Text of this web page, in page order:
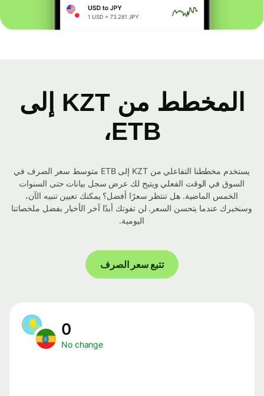
المخطط من KZT إلى
ETB،
يستخدم مخططنا التفاعلي من KZT إلى ETB متوسط ​​سعر الصرف في
السوق في الوقت الفعلي ويتيح لك عرض سجل بيانات حتى السنوات
الخمس الماضية. هل تنتظر سعرًا أفضل؟ يمكنك تعيين تنبيه الآن،
وسنخبرك عندما يتحسن السعر. لن تفوتك أبدًا آخر الأخبار بفضل ملخصاتنا
اليومية.
تتبع سعر الصرف
No change